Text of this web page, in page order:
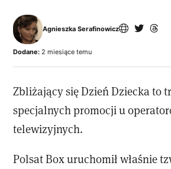
Agnieszka Serafinowicz
Dodane: 2 miesiące temu
Zbliżający się Dzień Dziecka to
specjalnych promocji u
telewizyjnych.
Polsat Box uruchomił właśnie